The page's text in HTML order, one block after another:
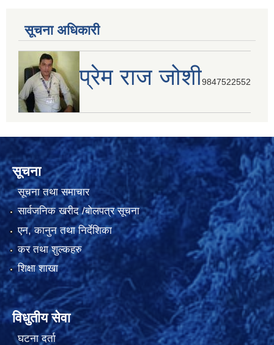
सूचना अधिकारी
प्रेम राज जोशी9847522552
सूचना
सूचना तथा समाचार
सार्वजनिक खरीद /बोलपत्र सूचना
एन, कानुन तथा निर्देशिका
कर तथा शुल्कहरु
शिक्षा शाखा
विधुतीय सेवा
घटना दर्ता